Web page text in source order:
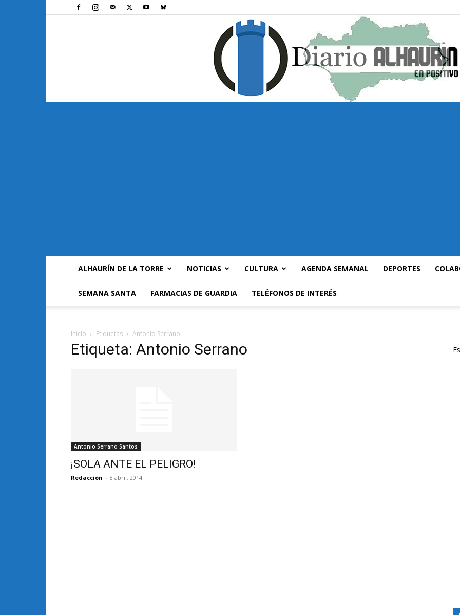
ALHAURÍN DE LA TORRE NOTICIAS CULTURA AGENDA SEMANAL DEPORTES
SEMANA SANTA FARMACIAS DE GUARDIA TELÉFONOS DE INTERÉS
Inicio Etiquetas Antonio Serrano
Etiqueta: Antonio Serrano
Antonio Serrano Santos
¡SOLA ANTE EL PELIGRO!
Redacción - 8 abril, 2014